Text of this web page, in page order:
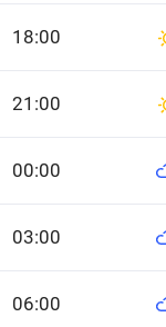
18:00
21 :00
00:00
03:00
06:00